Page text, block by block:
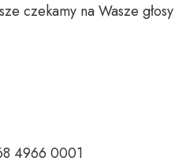
czekamy na Wasze
4966 0001